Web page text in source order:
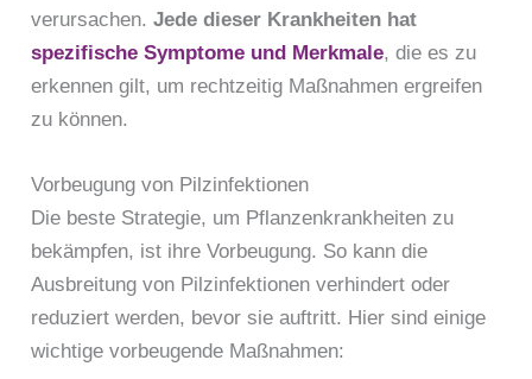
verursachen.Jede dieser Krankheiten hat
spezifische Symptome und Merkmale, die es zu
erkennen gilt, um rechtzeitig Maßnahmen ergreifen
zu können.
Vorbeugung von Pilzinfektionen
Die beste Strategie, um Pflanzenkrankheiten zu
bekämpfen, ist ihre Vorbeugung. So kann die
Ausbreitung von Pilzinfektionen verhindert oder
reduziert werden, bevor sie auftritt. Hier sind einige
wichtige vorbeugende Maßnahmen: